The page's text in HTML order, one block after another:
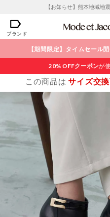
【お知らせ】熊本地域地
ブランド
【期間限定】タイムセール
20% OFFクーポンが
この商品はサイズ交